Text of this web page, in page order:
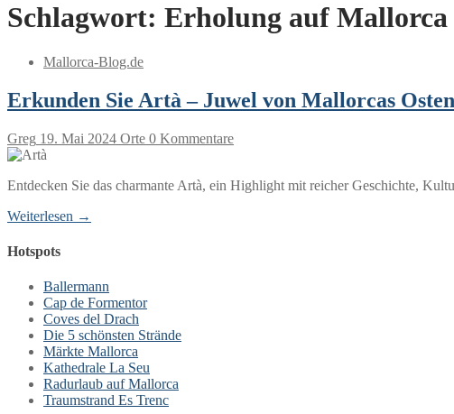
Schlagwort: Erholung auf Mallorca
Mallorca-Blog.de
Erkunden Sie Artà – Juwel von Mallorcas Osten
Greg 19. Mai 2024 Orte 0 Kommentare
Entdecken Sie das charmante Artà, ein Highlight mit reicher Geschichte,
Weiterlesen →
Hotspots
Ballermann
Cap de Formentor
Coves del Drach
Die 5 schönsten Strände
Märkte Mallorca
Kathedrale La Seu
Radurlaub auf Mallorca
Traumstrand Es Trenc